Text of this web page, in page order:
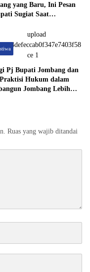
yang Baru, Ini Pesan
Sugiat Saat
Pj Bupati Jombang dan
Hukum dalam
Jombang Lebih
Ruas yang wajib ditandai